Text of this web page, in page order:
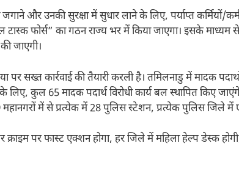
जगाने और उनकी सुरक्षा में सुधार लाने के लिए, पर्याप्त
टास्क फोर्स” का गठन राज्य भर में किया जाएगा। इसके माध्यम
जाएगी।
पर सख्त कार्रवाई की तैयारी करली है। तमिलनाडु में मादक
के लिए, कुल 65 मादक पदार्थ विरोधी कार्य बल स्थापित किए
में से प्रत्येक में 28 पुलिस स्टेशन, प्रत्येक पुलिस जिले में
पर फास्ट एक्शन होगा, हर जिले में महिला हेल्प डेस्क होगी,